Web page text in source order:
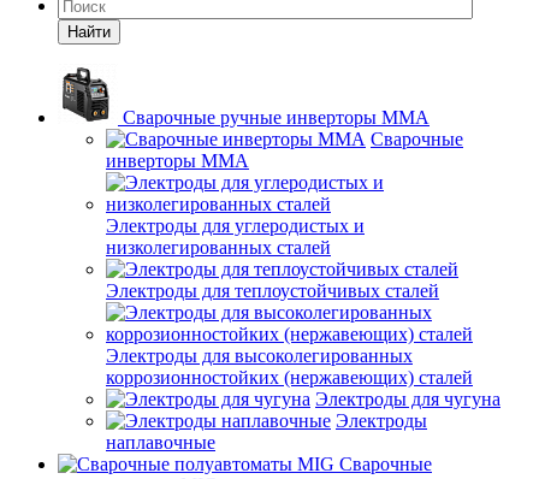
Найти
Сварочные ручные инверторы MMA
Сварочные
инверторы MMA
Электроды для углеродистых и
низколегированных сталей
Электроды для теплоустойчивых сталей
Электроды для высоколегированных
коррозионностойких (нержавеющих) сталей
Электроды для чугуна
Электроды
наплавочные
Сварочные